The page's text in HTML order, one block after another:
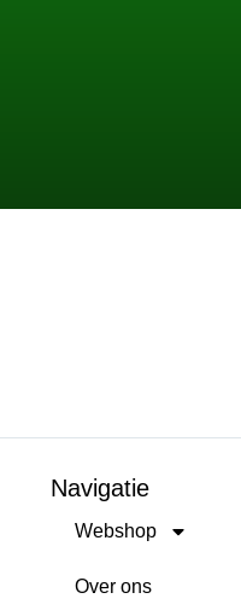
Navigatie
Webshop
Over ons